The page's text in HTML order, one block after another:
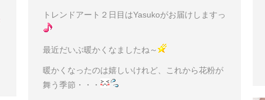
トレンドアート２日目はYasukoがお届けしますっ
最近だいぶ暖かくなましたね～
暖かくなったのは嬉しいけれど、これから花粉が
舞う季節・・・